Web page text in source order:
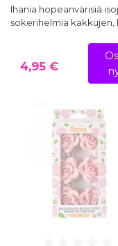
Ihania hopeanvärisiä
sokerihelmiä kakkujen,
4,95 €